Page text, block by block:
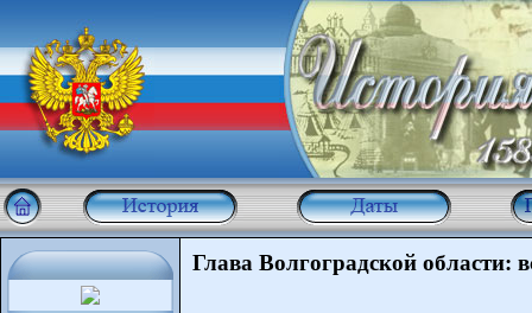
Глава Волгоградской области: